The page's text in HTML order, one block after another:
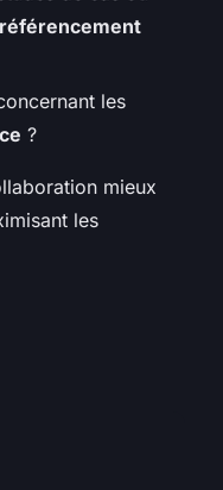
référencement
les
?
mieux
les